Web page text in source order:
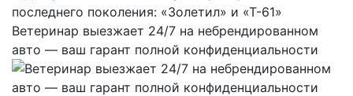
Ветеринар выезжает 24/7 на небрендированном
авто — ваш гарант полной конфиденциальности